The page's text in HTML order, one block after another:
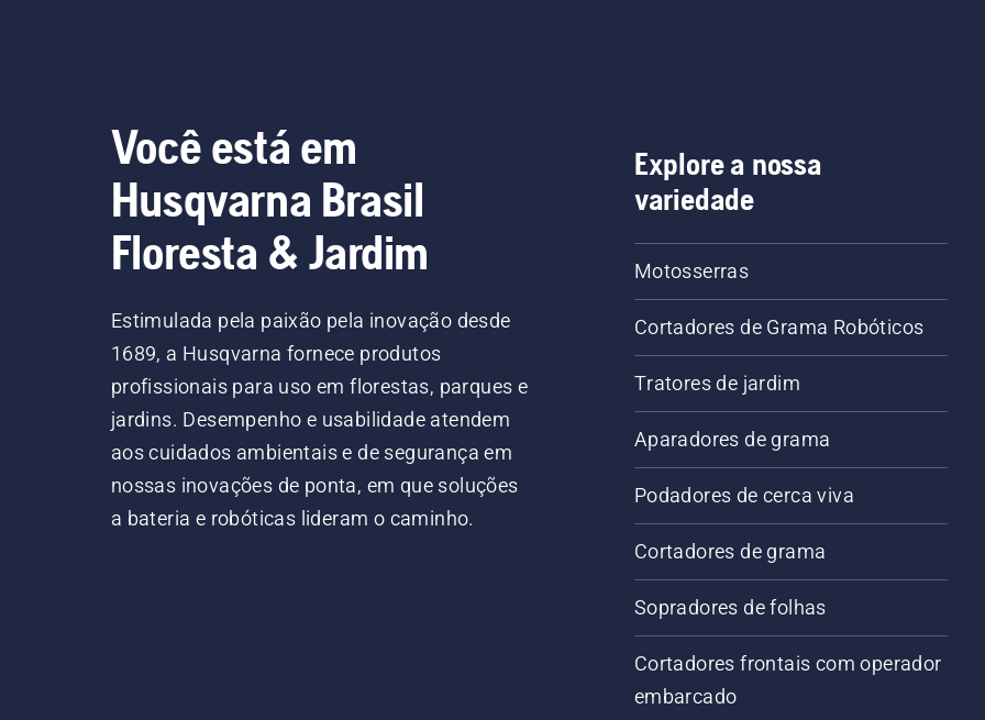
Você está em
Husqvarna Brasil
Floresta & Jardim
Estimulada pela paixão pela inovação desde
1689, a Husqvarna fornece produtos
profissionais para uso em florestas, parques e
jardins. Desempenho e usabilidade atendem
aos cuidados ambientais e de segurança em
nossas inovações de ponta, em que soluções
a bateria e robóticas lideram o caminho.
Explore a nossa
variedade
Motosserras
Cortadores de Grama Robóticos
Tratores de jardim
Aparadores de grama
Podadores de cerca viva
Cortadores de grama
Sopradores de folhas
Cortadores frontais com operador
embarcado